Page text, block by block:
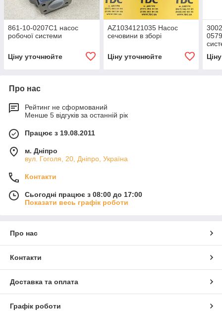
861-10-0207С1 насос
робочої системи
Ціну уточнюйте
AZ1034121035 Насос
сечовини в зборі
Ціну уточнюйте
Про нас
Рейтинг не сформований
Менше 5 відгуків за останній рік
Працює з 19.08.2011
м. Дніпро
вул. Гоголя, 20, Дніпро, Україна
Контакти
Сьогодні працює з 08:00 до 17:00
Показати весь графік роботи
Про нас
Контакти
Доставка та оплата
Графік роботи